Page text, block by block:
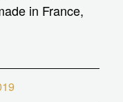
in France,